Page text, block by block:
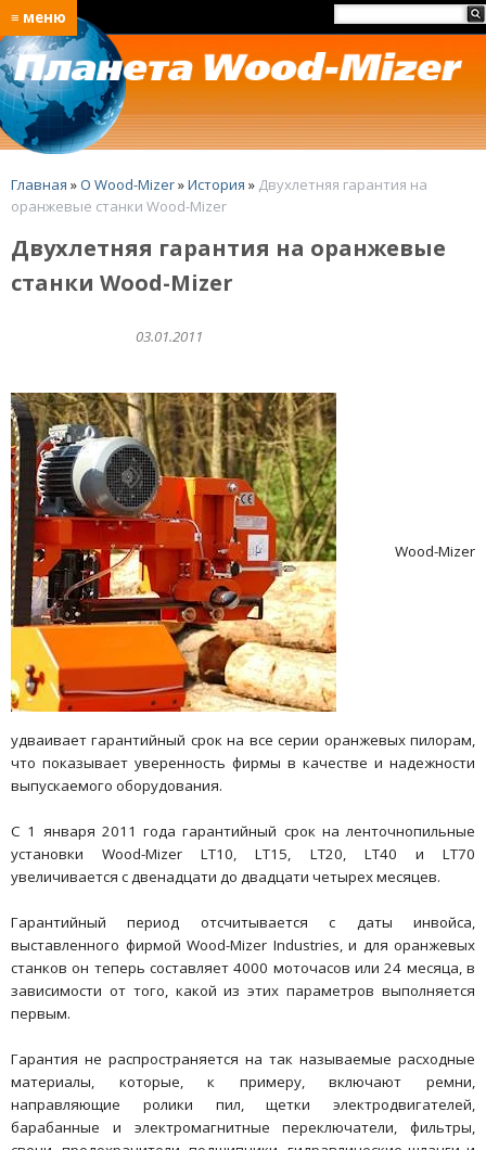
≡ меню
Главная »O Wood-Mizer»История » Двухлетняя гарантия на
оранжевые станки Wood-Mizer
Двухлетняя гарантия на оранжевые
станки Wood-Mizer
03.01.2011
Wood-Mizer
удваивает гарантийный срок на все серии оранжевых пилорам,
что показывает уверенность фирмы в качестве и надежности
выпускаемого оборудования.
С 1 января 2011 года гарантийный срок на ленточнопильные
установки Wood-Mizer LT10, LT15, LT20, LT40 и LT70
увеличивается с двенадцати до двадцати четырех месяцев.
Гарантийный период отсчитывается с даты инвойса,
выставленного фирмой Wood-Mizer Industries, и для оранжевых
станков он теперь составляет 4000 моточасов или 24 месяца, в
зависимости от того, какой из этих параметров выполняется
первым.
Гарантия не распространяется на так называемые расходные
материалы, которые, к примеру, включают ремни,
направляющие ролики пил, щетки электродвигателей,
барабанные и электромагнитные переключатели, фильтры,